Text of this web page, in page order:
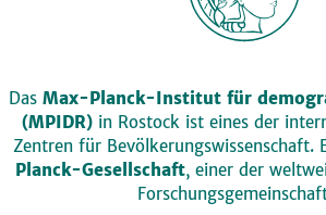
Das Max-Planck-Institut für
(MPIDR)in Rostock ist eines der
Zentren für Bevölkerungswissenschaft.
Planck-Gesellschaft, einer der